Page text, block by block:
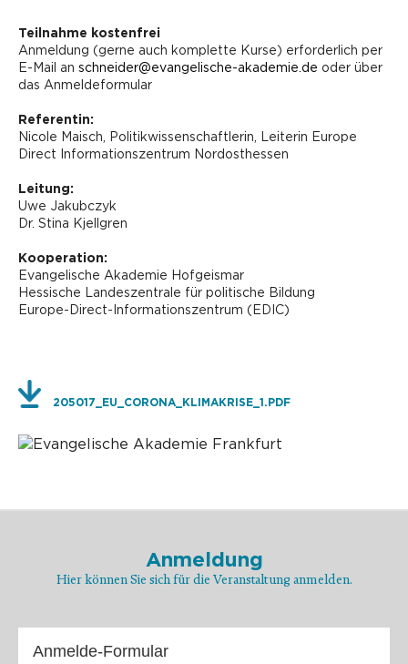
Teilnahme kostenfrei
Anmeldung (gerne auch komplette Kurse) erforderlich per
E-Mail an schneider@evangelische-akademie.de oder über
das Anmeldeformular
Referentin:
Nicole Maisch, Politikwissenschaftlerin, Leiterin Europe
Direct Informationszentrum Nordosthessen
Leitung:
Uwe Jakubczyk
Dr. Stina Kjellgren
Kooperation:
Evangelische Akademie Hofgeismar
Hessische Landeszentrale für politische Bildung
Europe-Direct-Informationszentrum (EDIC)
205017_EU_CORONA_KLIMAKRISE_1.PDF
Anmeldung
Hier können Sie sich für die Veranstaltung anmelden.